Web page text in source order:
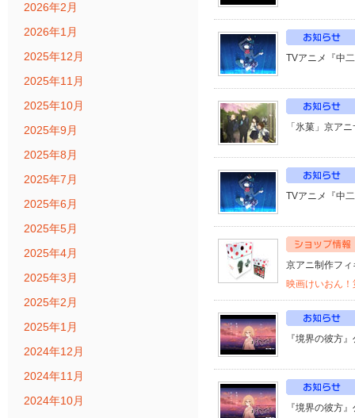
2026年2月
2026年1月
2025年12月
2025年11月
2025年10月
2025年9月
2025年8月
2025年7月
2025年6月
2025年5月
2025年4月
2025年3月
2025年2月
2025年1月
2024年12月
2024年11月
2024年10月
TVアニメ『中
「氷菓」京ア
TVアニメ『中
京アニ制作フ
映画けいおん
『境界の彼方
『境界の彼方